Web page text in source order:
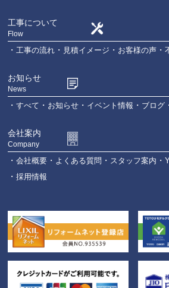
工事について
Flow
工事の流れ 見積イメージ お客様の声
お知らせ
News
すべて お知らせ イベント情報 ブログ
会社案内
Company
会社概要 よくある質問 スタッフ案内
採用情報